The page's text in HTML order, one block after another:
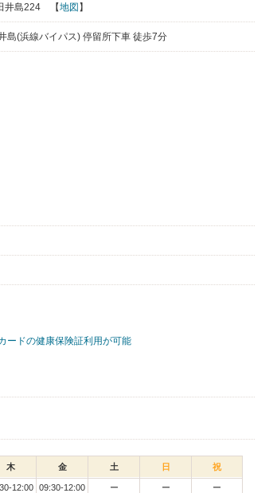
井島224 【地図 】
島(浜線バイパス) 停留所下車 徒歩7分
ードの健康保険証利用が可能
木 金 土 日 祝
12:00 09:30-12:00 ー ー
ー